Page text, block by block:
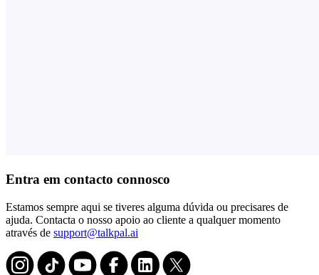
Entra em contacto connosco
Estamos sempre aqui se tiveres alguma dúvida ou precisares de
ajuda. Contacta o nosso apoio ao cliente a qualquer momento
através de support@talkpal.ai